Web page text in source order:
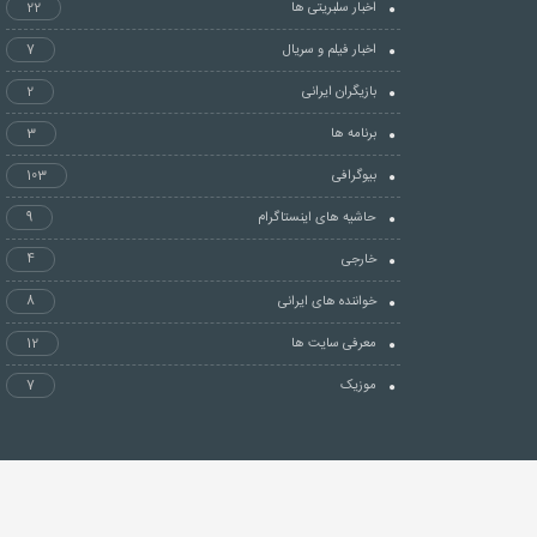
اخبار سلبریتی ها
22
اخبار فیلم و سریال
7
بازیگران ایرانی
2
برنامه ها
3
بیوگرافی
103
حاشیه های اینستاگرام
9
خارجی
4
خواننده های ایرانی
8
معرفی سایت ها
12
موزیک
7